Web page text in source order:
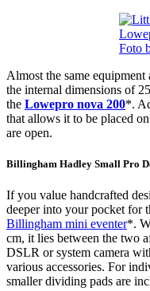
Foto
Almost the same
the internal dimensions of
the Lowepro nova 200*.
that allows it to be placed
are open.
Billingham Hadley Small Pro
If you value handcrafted
deeper into your pocket for
Billingham mini eventer*.
cm, it lies between the two
DSLR or system camera
various accessories. For
smaller dividing pads are